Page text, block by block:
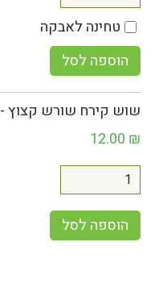
טחינה לאבקה
הוספה לסל
שוש קירח שורש קצוץ - 50 גר
12.00 ₪
הוספה לסל